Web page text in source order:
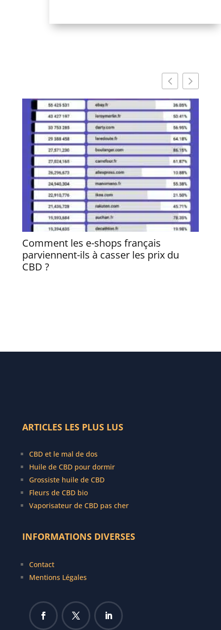
Comment les e-shops français
parviennent-ils à casser les prix du
CBD ?
ARTICLES LES PLUS LUS
CBD et le mal de dos
Huile de CBD pour dormir
Grossiste huile de CBD
Fleurs de CBD bio
Vaporisateur de CBD pas cher
INFORMATIONS DIVERSES
Contact
Mentions Légales